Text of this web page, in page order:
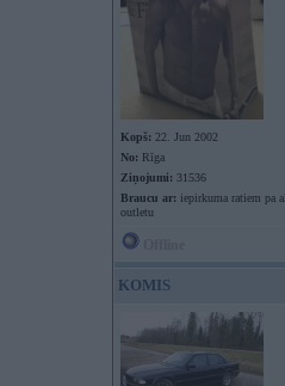
Kopš: 22. Jun 2002
No: Rīga
Ziņojumi: 31536
Braucu ar: iepirkuma ratiem pa
outletu
KOMIS